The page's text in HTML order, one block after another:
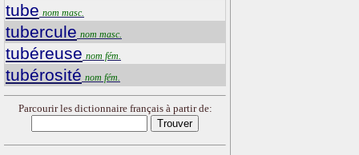
tube nom masc.
tubercule nom masc.
tubéreuse nom fém.
tubérosité nom fém.
Parcourir les dictionnaire français à partir de: